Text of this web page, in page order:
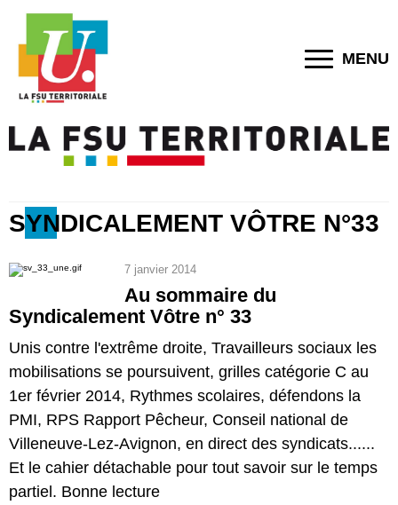
MENU
SYNDICALEMENT VÔTRE N°33
7 janvier 2014
Au sommaire du
Syndicalement Vôtre n° 33
Unis contre l'extrême droite, Travailleurs sociaux les
mobilisations se poursuivent, grilles catégorie C au
1er février 2014, Rythmes scolaires, défendons la
PMI, RPS Rapport Pêcheur, Conseil national de
Villeneuve-Lez-Avignon, en direct des syndicats......
Et le cahier détachable pour tout savoir sur le temps
partiel. Bonne lecture